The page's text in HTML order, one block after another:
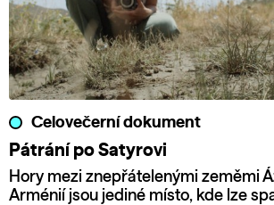
Celovečerní dokument
Pátrání po Satyrovi
Hory mezi znepřátelenými zeměmi
Arménií jsou jediné místo, kde lze